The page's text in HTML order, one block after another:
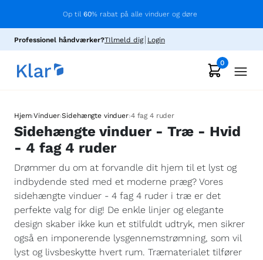
Op til 60% rabat på alle vinduer og døre
Professionel håndværker?TIlmeld dig Login
0
Hjem›Vinduer›Sidehængte vinduer›4 fag 4 ruder
Sidehængte vinduer - Træ - Hvid
- 4 fag 4 ruder
Drømmer du om at forvandle dit hjem til et lyst og
indbydende sted med et moderne præg? Vores
sidehængte vinduer - 4 fag 4 ruder i træ er det
perfekte valg for dig! De enkle linjer og elegante
design skaber ikke kun et stilfuldt udtryk, men sikrer
også en imponerende lysgennemstrømning, som vil
lyst og livsbeskytte hvert rum. Træmaterialet tilfører